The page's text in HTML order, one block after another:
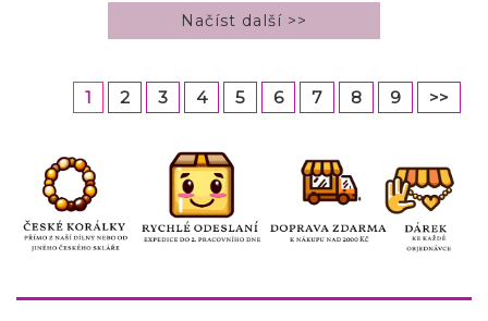
1 2 3 4 5 6 7 8 9 >>